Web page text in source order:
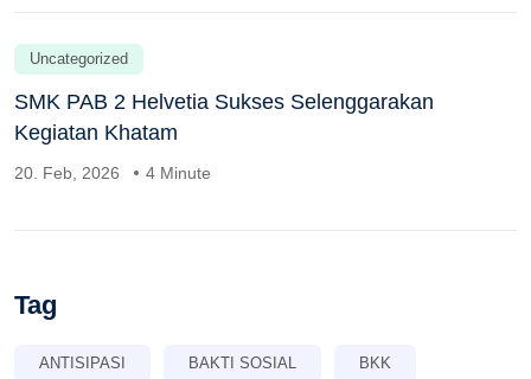
Uncategorized
SMK PAB 2 Helvetia Sukses Selenggarakan
Kegiatan Khatam
20. Feb, 2026 4 Minute
Tag
ANTISIPASI BAKTI SOSIAL BKK